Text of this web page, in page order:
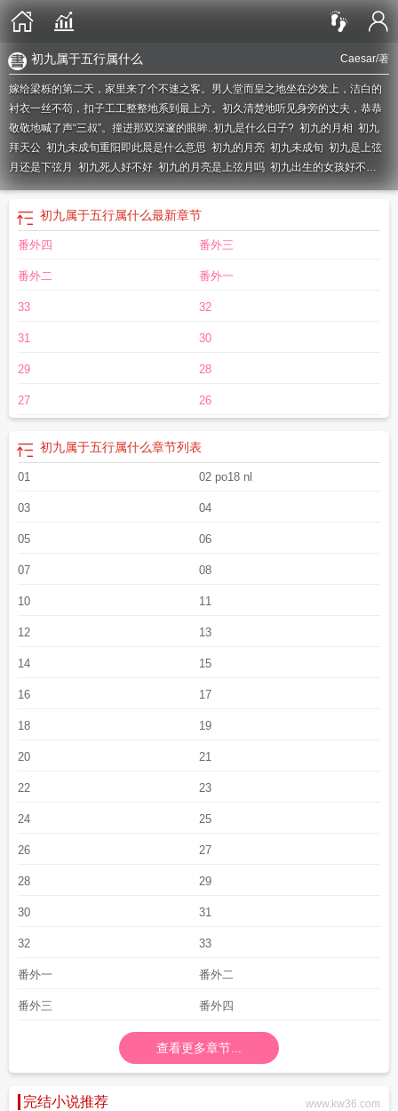
Caesar/著
初九属于五行属什么
嫁给梁栎的第二天，家里来了个不速之客。男人堂而皇之地坐在沙发上，洁白的
衬衣一丝不苟，扣子工工整整地系到最上方。初久清楚地听见身旁的丈夫，恭恭
敬敬地喊了声“三叔”。撞进那双深邃的眼眸..初九是什么日子? 初九的月相 初九
拜天公 初九未成旬重阳即此晨是什么意思 初九的月亮 初九未成旬 初九是上弦
月还是下弦月 初九死人好不好 初九的月亮是上弦月吗 初九出生的女孩好不
好初九仿妆初九生日人的命运如何初九是哪一天初九五行属什么初九爻是哪
初九是几月几日 初九哪里有大集 初九爻什么意思
是什么月
视频初九结婚日子好吗 初九晚上11点50分 算初十吗?
日子怎么样
初九出生的女人命运如何
个大佬
初九素履往无咎
人初九是什么日柱 初九化妆视频全部
是好日子吗
初九日子好不好老黄历查询初九出门的日子好不好
亲生的吗
初九搬家好不好
二 九三 九四 九五 上九什么意思初九属什么生肖属相初九开业好不好初九生的
女孩命初九吃什么初九仿妆唐晓翼初九生的男孩命好吗
初九属于五行属什么最新章节
番外四 番外三
番外二 番外一
33 32
31 30
29 28
27 26
初九属于五行属什么章节列表
01 02 po18 nl
03 04
05 06
07 08
10 11
12 13
14 15
16 17
18 19
20 21
22 23
24 25
26 27
28 29
30 31
32 33
番外一 番外二
番外三 番外四
查看更多章节...
完结小说推荐 www.kw36.com